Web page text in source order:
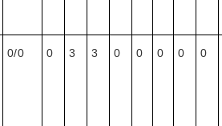
0/0 0 3 3 0 0 0 0 0